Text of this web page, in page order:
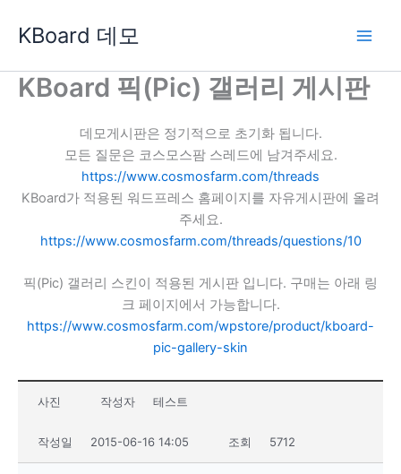
로
KBoard 데모
KBoard 픽(Pic) 갤러리 게시판
데모게시판은 정기적으로 초기화 됩니다.
모든 질문은 코스모스팜 스레드에 남겨주세요.
https://www.cosmosfarm.com/threads
KBoard가 적용된 워드프레스 홈페이지를 자유게시판에 올려
주세요.
https://www.cosmosfarm.com/threads/questions/10
픽(Pic) 갤러리 스킨이 적용된 게시판 입니다. 구매는 아래 링
크 페이지에서 가능합니다.
https://www.cosmosfarm.com/wpstore/product/kboard-
pic-gallery-skin
사진 작성자 테스트
작성일 2015-06-16 14:05 조회 5712